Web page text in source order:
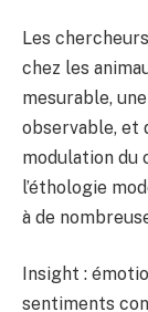
Les
chez les
mesurable,
observable, et
modulation du
l’éthologie
à de
Insight :
sentiments